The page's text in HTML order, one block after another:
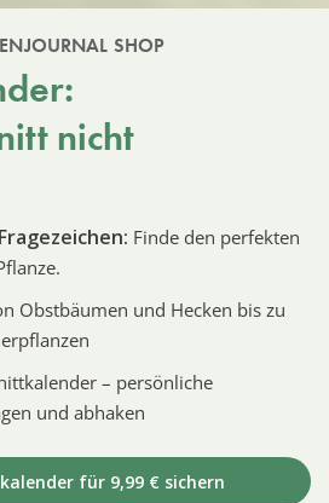
SHOP
nicht
Finde den perfekten
Obstbäumen und Hecken bis zu
– persönliche
und abhaken
für 9,99 € sichern